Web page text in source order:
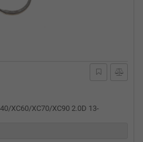
XC60/XC70/XC90 2.0D 13-